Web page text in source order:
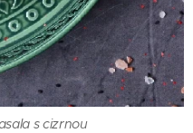
s cizrnou